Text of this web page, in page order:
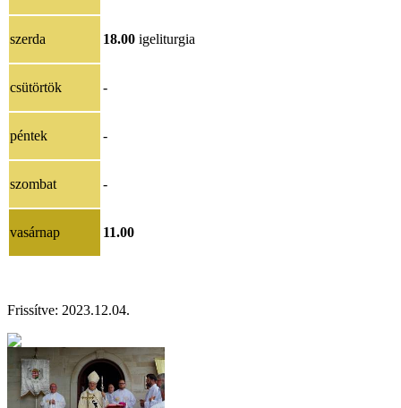
szerda 18.00 igeliturgia
csütörtök -
péntek -
szombat -
vasárnap 11.00
Frissítve: 2023.12.04.